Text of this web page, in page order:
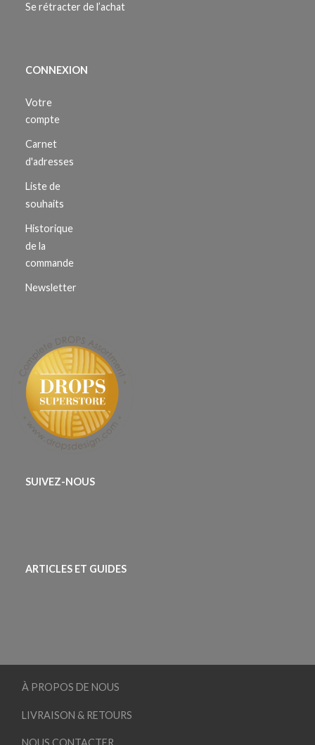
Se rétracter de l’achat
CONNEXION
Votre
compte
Carnet
d'adresses
Liste de
souhaits
Historique
de la
commande
Newsletter
SUIVEZ-NOUS
ARTICLES ET GUIDES
À PROPOS DE NOUS
LIVRAISON & RETOURS